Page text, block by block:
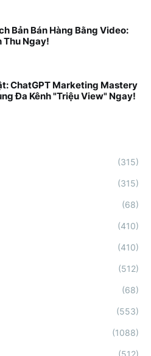
Bản Bán Hàng Bằng Video:
Thu Ngay!
ChatGPT Marketing Mastery
Đa Kênh "Triệu View" Ngay!
(315)
(315)
(68)
(410)
(410)
(512)
(68)
(553)
(1088)